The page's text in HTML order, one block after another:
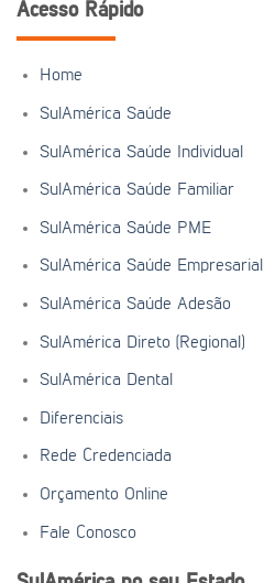
Acesso Rápido
Home
SulAmérica Saúde
SulAmérica Saúde Individual
SulAmérica Saúde Familiar
SulAmérica Saúde PME
SulAmérica Saúde Empresarial
SulAmérica Saúde Adesão
SulAmérica Direto (Regional)
SulAmérica Dental
Diferenciais
Rede Credenciada
Orçamento Online
Fale Conosco